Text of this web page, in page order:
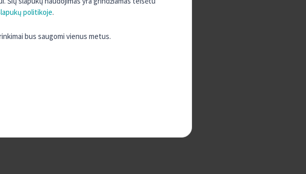
politikoje.
bus saugomi vienus metus.